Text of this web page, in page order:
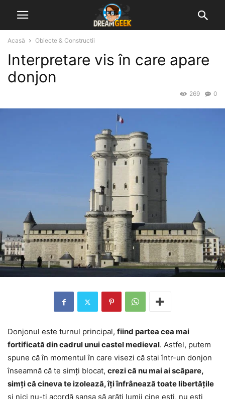
Acasă Obiecte & Constructii
Interpretare vis în care apare
donjon
0
269
Donjonul este turnul principal, fiind partea cea mai
fortificată din cadrul unui castel medieval. Astfel, putem
spune că în momentul în care visezi că stai într-un donjon
înseamnă că te simți blocat, crezi că nu mai ai scăpare,
simți că cineva te izolează, îți înfrânează toate libertățile
și nici nu-ți acordă șansa să arăți lumii cine ești, nu ești